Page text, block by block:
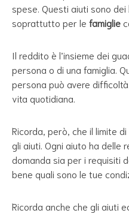
spese. Questi aiuti sono dei
soprattutto per le famiglie
Il reddito è l’insieme dei
persona o di una famiglia.
persona può avere
vita quotidiana.
Ricorda, però, che il limite
gli aiuti. Ogni aiuto ha delle
domanda sia per i requisiti
bene quali sono le tue
Ricorda anche che gli aiuti